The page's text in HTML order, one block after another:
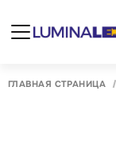
ГЛАВНАЯ СТРАНИЦА